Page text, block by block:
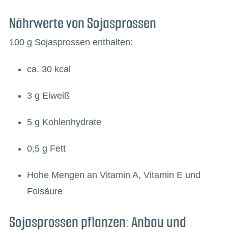
Nährwerte von Sojasprossen
100 g Sojasprossen enthalten:
ca. 30 kcal
3 g Eiweiß
5 g Kohlenhydrate
0,5 g Fett
Hohe Mengen an Vitamin A, Vitamin E und
Folsäure
Sojasprossen pflanzen: Anbau und